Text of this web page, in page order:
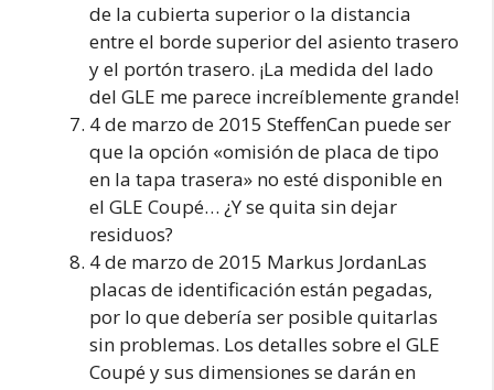
de la cubierta superior o la distancia
entre el borde superior del asiento trasero
y el portón trasero. ¡La medida del lado
del GLE me parece increíblemente grande!
4 de marzo de 2015 SteffenCan puede ser
que la opción «omisión de placa de tipo
en la tapa trasera» no esté disponible en
el GLE Coupé… ¿Y se quita sin dejar
residuos?
4 de marzo de 2015 Markus JordanLas
placas de identificación están pegadas,
por lo que debería ser posible quitarlas
sin problemas. Los detalles sobre el GLE
Coupé y sus dimensiones se darán en